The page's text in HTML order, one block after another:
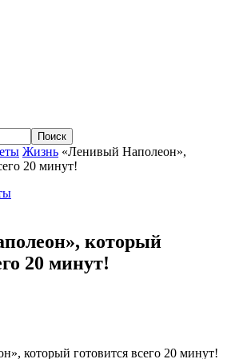
Жизнь «Ленивый Наполеон»,
20 минут!
который
20 минут!